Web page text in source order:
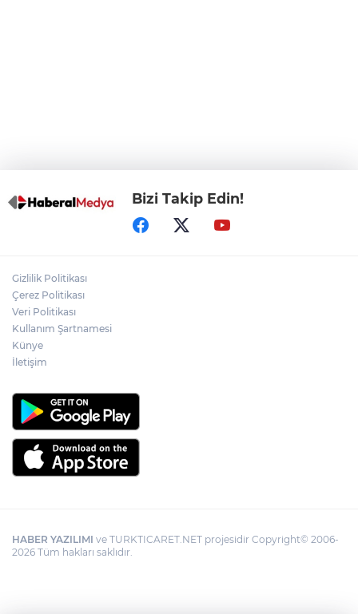
Bizi Takip Edin!
Gizlilik Politikası
Çerez Politikası
Veri Politikası
Kullanım Şartnamesi
Künye
İletişim
HABER YAZILIMI ve TURKTICARET.NET projesidir Copyright© 2006-
2026 Tüm hakları saklıdır.